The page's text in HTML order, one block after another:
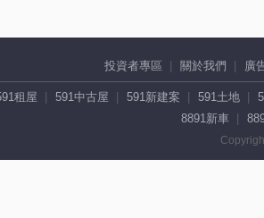
投資者專區 關於我們 廣
租屋 591中古屋 591新建案 591土地
8891新車